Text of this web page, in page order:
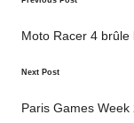
Post
Moto Racer 4 brûle
Next Post
Paris Games